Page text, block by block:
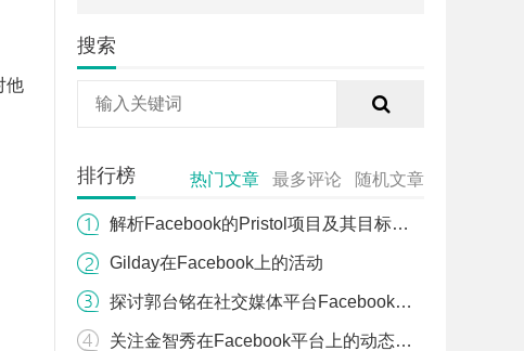
他
搜索
排行榜 热门文章 最多评论 随机文章
解析Facebook的Pristol项目及其目标和影响
Gilday在Facebook上的活动
探讨郭台铭在社交媒体平台Facebook上的活动和观点
关注金智秀在Facebook平台上的动态和互动